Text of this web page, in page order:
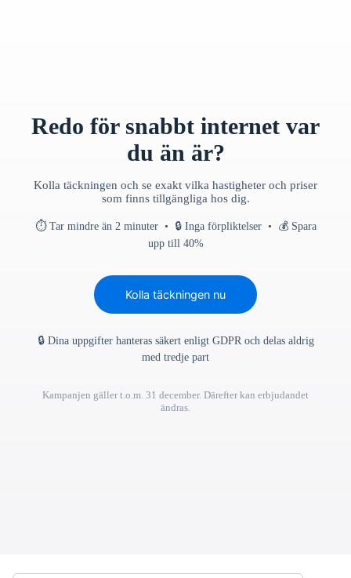
Redo för snabbt internet var
du än är?
Kolla täckningen och se exakt vilka hastigheter och priser
som finns tillgängliga hos dig.
⏱ Tar mindre än 2 minuter • 🔒 Inga förpliktelser • 💰 Spara
upp till 40%
Kolla täckningen nu
🔒 Dina uppgifter hanteras säkert enligt GDPR och delas aldrig
med tredje part
Kampanjen gäller t.o.m. 31 december. Därefter kan erbjudandet
ändras.